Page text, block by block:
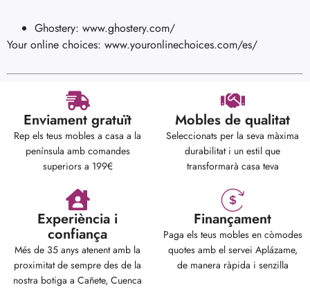
Ghostery: www.ghostery.com/
Your online choices: www.youronlinechoices.com/es/
Enviament gratuït
Rep els teus mobles a casa a la
península amb comandes
superiors a 199€
Mobles de qualitat
Seleccionats per la seva màxima
durabilitat i un estil que
transformarà casa teva
Experiència i
confiança
Més de 35 anys atenent amb la
proximitat de sempre des de la
nostra botiga a Cañete, Cuenca
Finançament
Paga els teus mobles en còmodes
quotes amb el servei Aplázame,
de manera ràpida i senzilla